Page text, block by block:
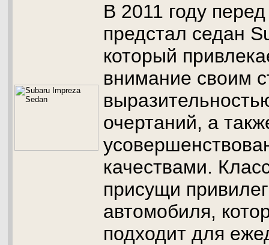
В 2011 году
предстал седан
который
внимание своим
очертаний, а
качествами.
присущи
автомобиля,
подходит для